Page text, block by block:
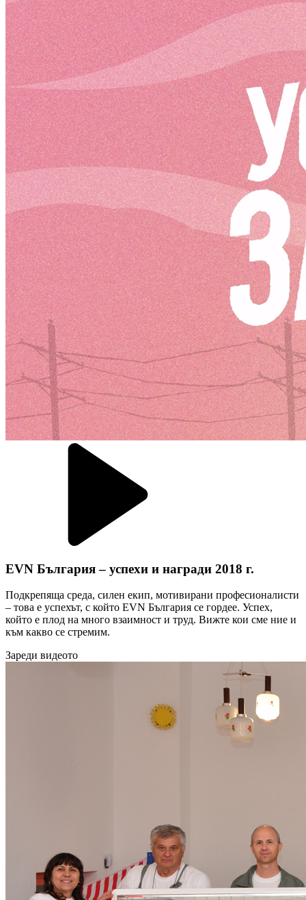
EVN България – успехи и награди 2018 г.
Подкрепяща среда, силен екип, мотивирани професионалисти
– това е успехът, с който EVN България се гордее. Успех,
който е плод на много взаимност и труд. Вижте кои сме ние и
към какво се стремим.
Зареди видеото